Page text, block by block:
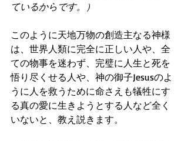
ているからです。）
このように天地万物の創造主なる神様
は、世界人類に完全に正しい人や、全
ての物事を迷わず、完璧に人生と死を
悟り尽くせる人や、神の御子Jesusのよ
うに人を救うために命さえも犠牲にす
る真の愛に生きようとする人など全く
いないと、教え説きます。